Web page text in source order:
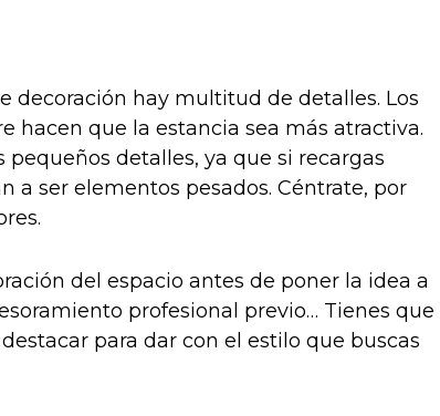
decoración hay multitud de detalles. Los
hacen que la estancia sea más atractiva.
detalles, ya que si recargas
a ser elementos pesados. Céntrate, por
del espacio antes de poner la idea a
profesional previo… Tienes que
para dar con el estilo que buscas